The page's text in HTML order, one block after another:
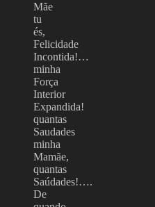
Mãe
tu
és,
Felicidade
Incontida!…
minha
Força
Interior
Expandida!
quantas
Saudades
minha
Mamãe,
quantas
Saúdades!….
De